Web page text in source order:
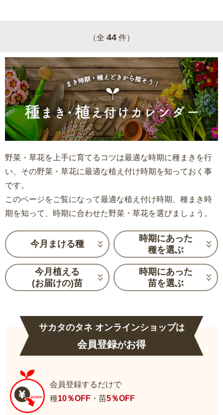
（全 44 件）
野菜・草花を上手に育てるコツは最適な時期に種まきを行
い、その野菜・草花に最適な植え付け時期を知っておく事
です。
このページをご覧になって最適な植え付け時期、種まき時
期を知って、時期に合わせた野菜・草花を選びましょう。
今月まける種
時期にあった
種を選ぶ
今月植える
(お届けの)苗
時期にあった
苗を選ぶ
サカタのタネ オンラインショップは
会員登録がお得
会員登録するだけで
種10％OFF ・苗5％OFF